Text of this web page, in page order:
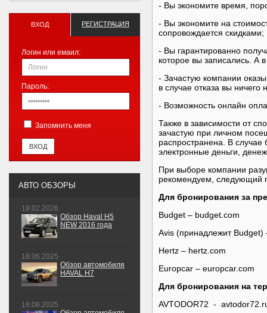
- Вы экономите время,
- Вы экономите на
сопровождается скидками;
- Вы гарантированно
которое вы записались. А
- Зачастую компании
в случае отказа вы ничего
- Возможность онлайн
Также в зависимости от
зачастую при личном
распространена. В случае
электронные деньги,
При выборе компании
рекомендуем, следующий
Для бронирования за
Budget – budget.com
Avis (принадлежит Budget)
Hertz – hertz.com
Europcar – europcar.com
Для бронирования на
AVTODOR72 -
ВХОД РЕГИСТРАЦИЯ
Логин или емаил:
Пароль:
Запомнить меня
АВТО ОБЗОРЫ
19.02.2026
Обзор Haval H5
NEW 2016 года
18.06.2025
Обзор автомобиля
HAVAL H7
18.06.2025